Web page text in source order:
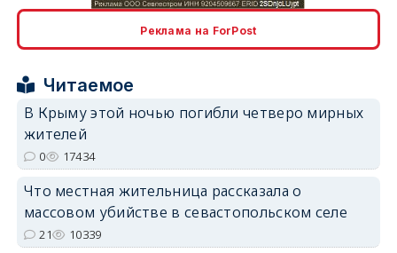
erid: 2SDnjcrDNw6
Реклама на ForPost
Читаемое
В Крыму этой ночью погибли четверо мирных
жителей
0 17434
Что местная жительница рассказала о
массовом убийстве в севастопольском селе
21 10339